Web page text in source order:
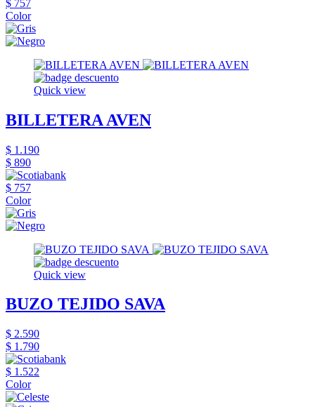
$ 757
Color
Quick view
BILLETERA AVEN
$ 1.190
$ 890
$ 757
Color
Quick view
BUZO TEJIDO SAVA
$ 2.590
$ 1.790
$ 1.522
Color